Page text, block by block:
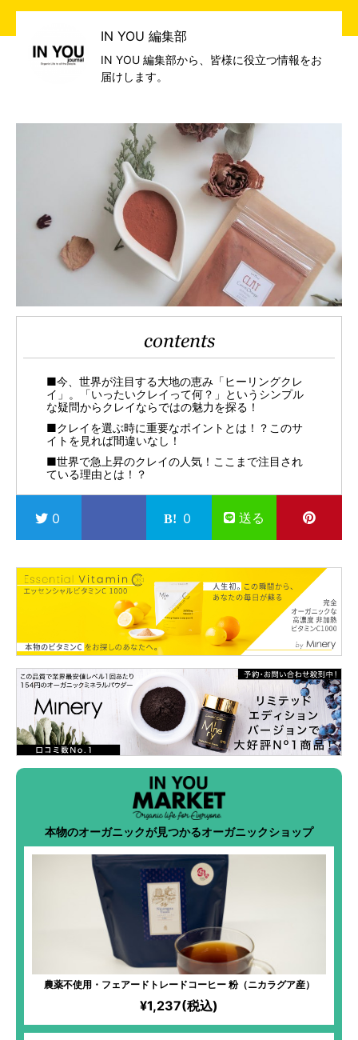
IN YOU 編集部
IN YOU 編集部から、皆様に役立つ情報をお
届けします。
contents
■今、世界が注目する大地の恵み「ヒーリングクレ
イ」。「いったいクレイって何？」というシンプル
な疑問からクレイならではの魅力を探る！
■クレイを選ぶ時に重要なポイントとは！？このサ
イトを見れば間違いなし！
■世界で急上昇のクレイの人気！ここまで注目され
ている理由とは！？
0 0 送る
本物のオーガニックが見つかるオーガニックショップ
農薬不使用・フェアードトレードコーヒー 粉（ニカラグア産）
¥1,237(税込)